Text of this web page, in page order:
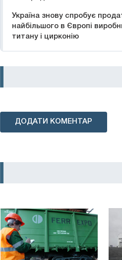
Україна знову спробує
найбільшого в Європі
титану і цирконію
ДОДАТИ КОМЕНТАР